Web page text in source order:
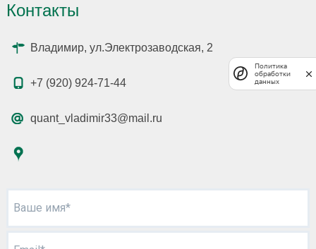
Контакты
Владимир, ул.Электрозаводская, 2
+7 (920) 924-71-44
quant_vladimir33@mail.ru
Ваше имя*
Политика
обработки
данных